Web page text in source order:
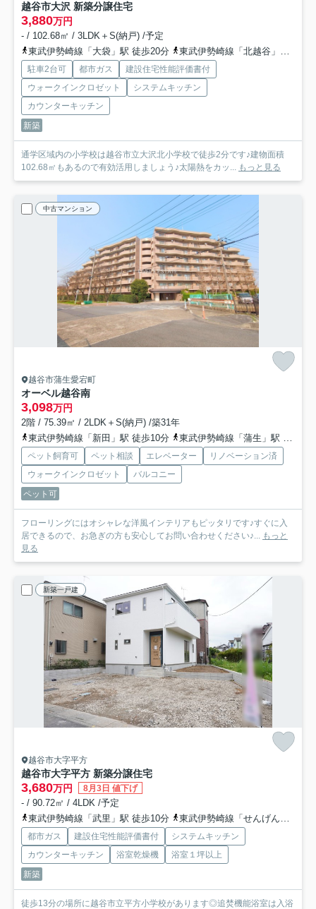
越谷市大沢 新築分譲住宅
3,880万円
- / 102.68㎡ / 3LDK＋S(納戸) /予定
東武伊勢崎線「大袋」駅 徒歩20分
東武伊勢崎線「北越谷」駅 徒歩23分
駐車2台可 都市ガス
建設住宅性能評価書付
ウォークインクロゼット
システムキッチン
カウンターキッチン
新築
通学区域内の小学校は越谷市立大沢北小学校で徒歩2分です♪建物面積
102.68㎡もあるので有効活用しましょう♪太陽熱をカッ... もっと見る
中古マンション
越谷市蒲生愛宕町
オーベル越谷南
3,098万円
2階 / 75.39㎡ / 2LDK＋S(納戸) /築31年
東武伊勢崎線「新田」駅 徒歩10分
東武伊勢崎線「蒲生」駅 徒歩20分
ペット飼育可 ペット相談 エレベーター
リノベーション済
ウォークインクロゼット
バルコニー
ペット可
フローリングにはオシャレな洋風インテリアもピッタリです♪すぐに入
居できるので、お急ぎの方も安心してお問い合わせください♪...
もっと
見る
新築一戸建
越谷市大字平方
越谷市大字平方 新築分譲住宅
3,680万円 8月3日 値下げ
- / 90.72㎡ / 4LDK /予定
東武伊勢崎線「武里」駅 徒歩10分
東武伊勢崎線「せんげん台」駅 徒歩21分
都市ガス 建設住宅性能評価書付
システムキッチン
カウンターキッチン
浴室乾燥機
浴室１坪以上
新築
徒歩13分の場所に越谷市立平方小学校があります◎追焚機能浴室は入浴